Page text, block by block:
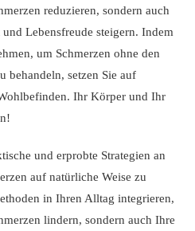
reduzieren, sondern auch
Lebensfreude steigern. Indem
um Schmerzen ohne den
behandeln, setzen Sie auf
Ihr Körper und Ihr
und erprobte Strategien an
auf natürliche Weise zu
in Ihren Alltag integrieren,
lindern, sondern auch Ihre